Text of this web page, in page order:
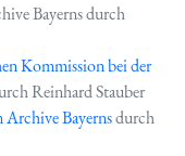
Bayerns durch
Kommission bei der
Reinhard Stauber
Bayernsdurch